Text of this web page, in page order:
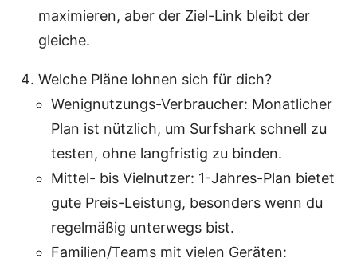
maximieren, aber der Ziel-Link bleibt der
gleiche.
Welche Pläne lohnen sich für dich?
Wenignutzungs-Verbraucher: Monatlicher
Plan ist nützlich, um Surfshark schnell zu
testen, ohne langfristig zu binden.
Mittel- bis Vielnutzer: 1-Jahres-Plan bietet
gute Preis-Leistung, besonders wenn du
regelmäßig unterwegs bist.
Familien/Teams mit vielen Geräten: